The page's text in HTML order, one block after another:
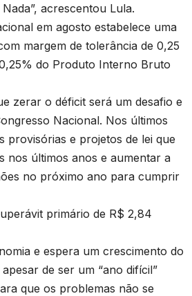
acrescentou Lula.
em agosto estabelece uma
margem de tolerância de 0,25
do Produto Interno Bruto
zerar o déficit será um desafio e
Nacional. Nos últimos
provisórias e projetos de lei que
nos últimos anos e aumentar a
no próximo ano para cumprir
primário de R$ 2,84
e espera um crescimento do
de ser um “ano difícil”
que os problemas não se